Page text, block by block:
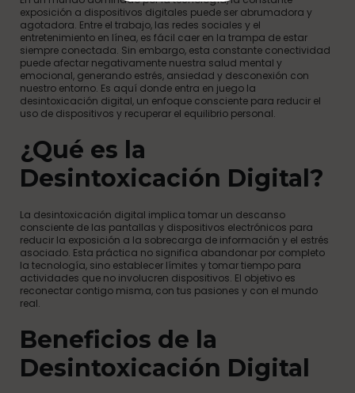
exposición a dispositivos digitales puede ser abrumadora y
agotadora. Entre el trabajo, las redes sociales y el
entretenimiento en línea, es fácil caer en la trampa de estar
siempre conectada. Sin embargo, esta constante conectividad
puede afectar negativamente nuestra salud mental y
emocional, generando estrés, ansiedad y desconexión con
nuestro entorno. Es aquí donde entra en juego la
desintoxicación digital, un enfoque consciente para reducir el
uso de dispositivos y recuperar el equilibrio personal.
¿Qué es la
Desintoxicación Digital?
La desintoxicación digital implica tomar un descanso
consciente de las pantallas y dispositivos electrónicos para
reducir la exposición a la sobrecarga de información y el estrés
asociado. Esta práctica no significa abandonar por completo
la tecnología, sino establecer límites y tomar tiempo para
actividades que no involucren dispositivos. El objetivo es
reconectar contigo misma, con tus pasiones y con el mundo
real.
Beneficios de la
Desintoxicación Digital